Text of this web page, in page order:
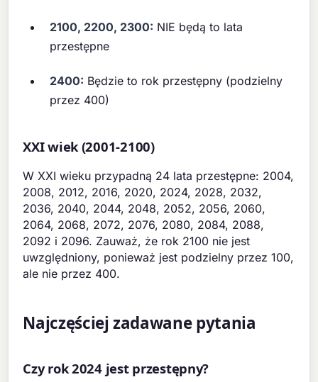
2100, 2200, 2300: NIE będą to lata
przestępne
2400: Będzie to rok przestępny (podzielny
przez 400)
XXI wiek (2001-2100)
W XXI wieku przypadną 24 lata przestępne: 2004,
2008, 2012, 2016, 2020, 2024, 2028, 2032,
2036, 2040, 2044, 2048, 2052, 2056, 2060,
2064, 2068, 2072, 2076, 2080, 2084, 2088,
2092 i 2096. Zauważ, że rok 2100 nie jest
uwzględniony, ponieważ jest podzielny przez 100,
ale nie przez 400.
Najczęściej zadawane pytania
Czy rok 2024 jest przestępny?